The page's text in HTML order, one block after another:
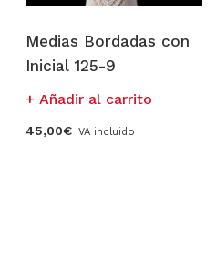
Medias Bordadas con
Inicial 125-9
Añadir al carrito
45,00€ IVA incluido